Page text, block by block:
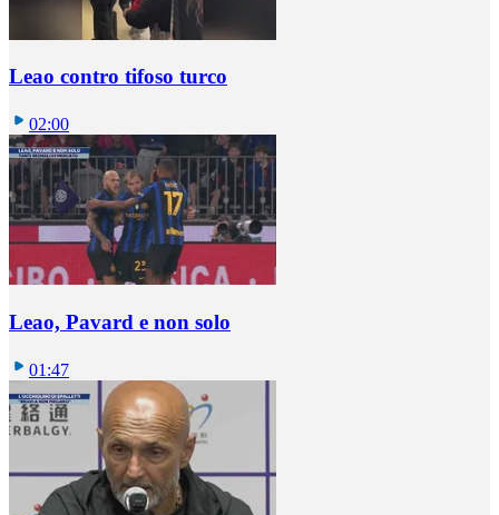
Leao contro tifoso turco
02:00
Leao, Pavard e non solo
01:47